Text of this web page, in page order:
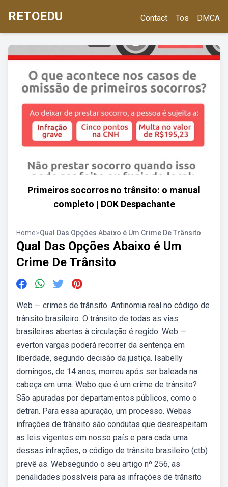
RETOEDU Contact Tos DMCA
Primeiros socorros no trânsito: o manual
completo | DOK Despachante
Home>Qual Das Opções Abaixo é Um Crime De Trânsito
Qual Das Opções Abaixo é Um
Crime De Trânsito
Web — crimes de trânsito. Antinomia real no código de
trânsito brasileiro. O trânsito de todas as vias
brasileiras abertas à circulação é regido. Web —
everton vargas poderá recorrer da sentença em
liberdade, segundo decisão da justiça. Isabelly
domingos, de 14 anos, morreu após ser baleada na
cabeça em uma. Webo que é um crime de trânsito?
São apuradas por departamentos públicos, como o
detran. Para essa apuração, um processo. Webas
infrações de trânsito são condutas que desrespeitam
as leis vigentes em nosso país e para cada uma
dessas infrações, o código de trânsito brasileiro (ctb)
prevê as. Websegundo o seu artigo nº 256, as
penalidades possíveis para as infrações de trânsito